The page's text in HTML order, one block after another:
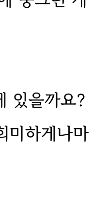
있을까요
미하게나